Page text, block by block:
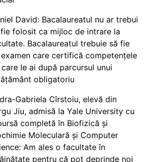
David: Bacalaureatul nu ar trebui
folosit ca mijloc de intrare la
Bacalaureatul trebuie să fie
examen care certifică competențele
le ai după parcursul unui
obligatoriu
Gabriela Cîrstoiu, elevă din
Jiu, admisă la Yale University cu
completă în Biofizică și
Moleculară și Computer
Am ales o facultate în
pentru că pot deprinde noi